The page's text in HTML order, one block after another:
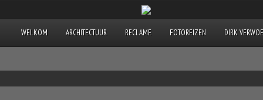
WELKOM ARCHITECTUUR RECLAME FOTOREIZEN DIRK